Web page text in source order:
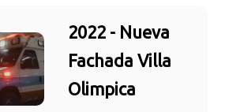
2022 - Nueva
Fachada Villa
Olimpica